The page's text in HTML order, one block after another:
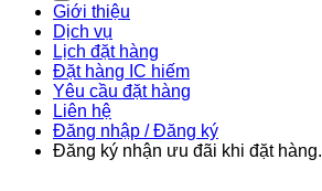
Giới thiệu
Dịch vụ
Lịch đặt hàng
Đặt hàng IC hiếm
Yêu cầu đặt hàng
Liên hệ
Đăng nhập / Đăng ký
Đăng ký nhận ưu đãi khi đặt hàng.